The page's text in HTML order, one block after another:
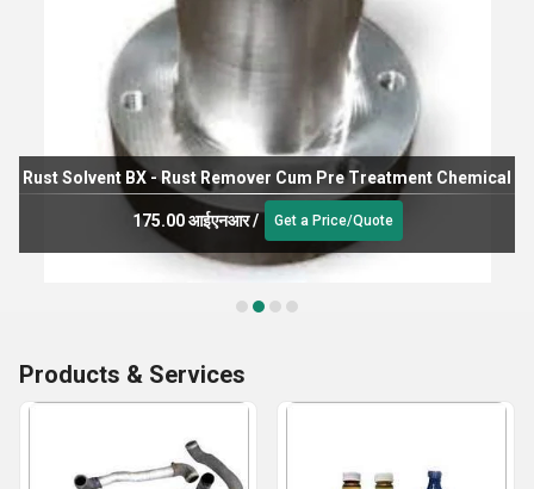
Rust Solvent BX - Rust Remover Cum Pre Treatment Chemical
175.00 आईएनआर/ Get a Price/Quote
Products & Services